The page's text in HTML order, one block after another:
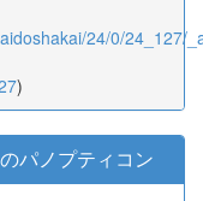
24/0/24_127/
)
パノプティコン